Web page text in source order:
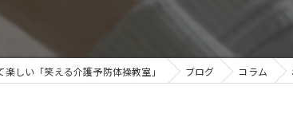
関節痛予防
楽しい「笑える介護予防体操教室」 ブログ コラム